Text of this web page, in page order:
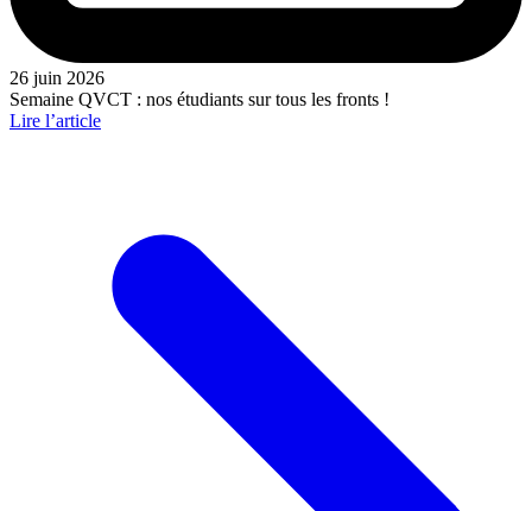
26 juin 2026
Semaine QVCT : nos étudiants sur tous les fronts !
Lire l’article